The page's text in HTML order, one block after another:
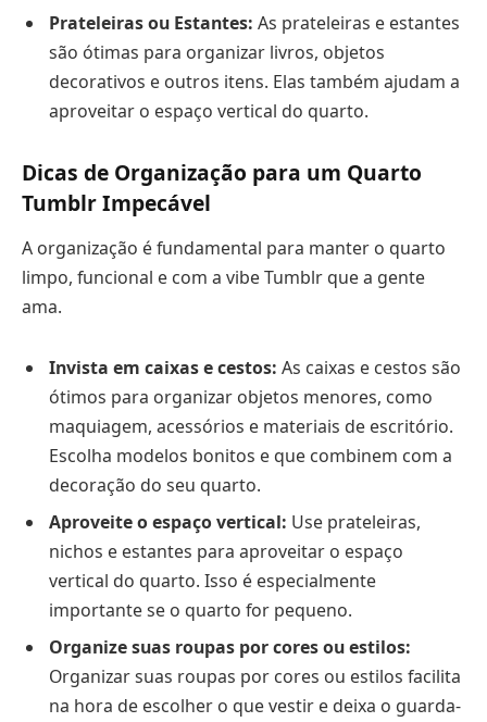
Prateleiras ou Estantes: As prateleiras e estantes
são ótimas para organizar livros, objetos
decorativos e outros itens. Elas também ajudam a
aproveitar o espaço vertical do quarto.
Dicas de Organização para um Quarto
Tumblr Impecável
A organização é fundamental para manter o quarto
limpo, funcional e com a vibe Tumblr que a gente
ama.
Invista em caixas e cestos: As caixas e cestos são
ótimos para organizar objetos menores, como
maquiagem, acessórios e materiais de escritório.
Escolha modelos bonitos e que combinem com a
decoração do seu quarto.
Aproveite o espaço vertical: Use prateleiras,
nichos e estantes para aproveitar o espaço
vertical do quarto. Isso é especialmente
importante se o quarto for pequeno.
Organize suas roupas por cores ou estilos:
Organizar suas roupas por cores ou estilos facilita
na hora de escolher o que vestir e deixa o guarda-